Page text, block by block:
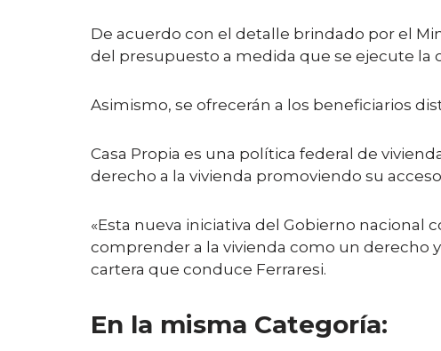
De acuerdo con el detalle brindado por el
del presupuesto a medida que se ejecute la
Asimismo, se ofrecerán a los beneficiarios
Casa Propia es una política federal de
derecho a la vivienda promoviendo su
«Esta nueva iniciativa del Gobierno
comprender a la vivienda como un derecho
cartera que conduce Ferraresi.
En la misma Categoría: